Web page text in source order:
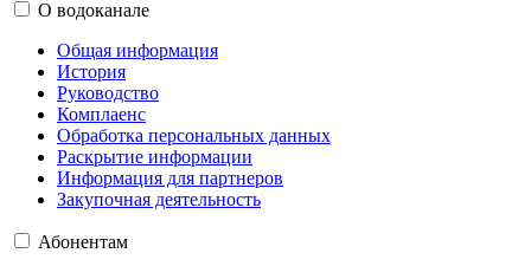
О водоканале
Общая информация
История
Руководство
Комплаенс
Обработка персональных данных
Раскрытие информации
Информация для партнеров
Закупочная деятельность
Абонентам